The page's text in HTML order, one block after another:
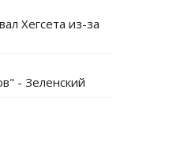
Хегсета из-за
- Зеленский